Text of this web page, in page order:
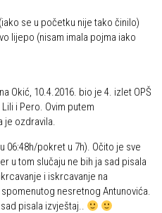
se u početku nije tako činilo)
lijepo (nisam imala pojma iako
Okić, 10.4.2016. bio je 4. izlet OPŠ
i Pero. Ovim putem
je ozdravila.
06:48h/pokret u 7h). Očito je sve
u tom slučaju ne bih ja sad pisala
i iskrcavanje na
nesretnog Antunovića.
pisala izvještaj..